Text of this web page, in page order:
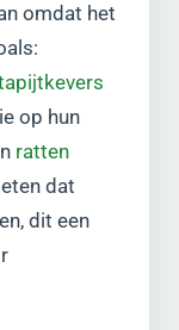
omdat het
op hun
ratten
dat
dit een